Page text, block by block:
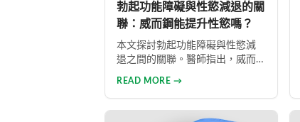
勃起功能障礙與性慾減退的關
聯：威而鋼能提升性慾嗎？
本文探討勃起功能障礙與性慾減
退之間的關聯。醫師指出，威而
是指持續三個月以上性興趣缺
失，目前約有15%成年男性受此影
READ MORE →